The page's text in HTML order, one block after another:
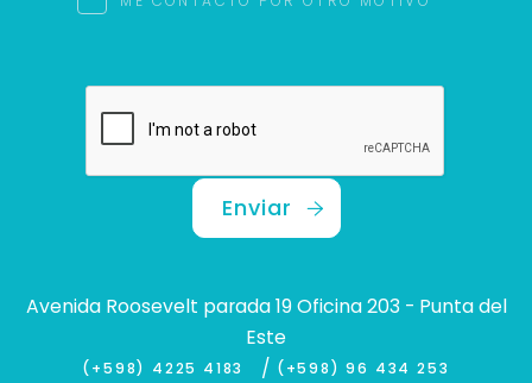
Enviar
Avenida Roosevelt parada 19 Oficina 203 - Punta del
Este
(+598) 4225 4183 / (+598) 96 434 253